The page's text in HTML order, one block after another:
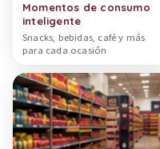
Momentos de consumo
inteligente
Snacks, bebidas, café y más
para cada ocasión